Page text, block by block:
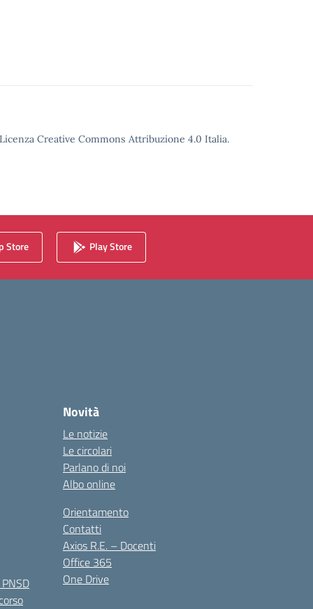
Creative Commons Attribuzione 4.0 Italia.
Store Play Store
Novità
Le notizie
Le circolari
Parlano di noi
Albo online
Orientamento
Contatti
Axios R.E. – Docenti
Office 365
One Drive